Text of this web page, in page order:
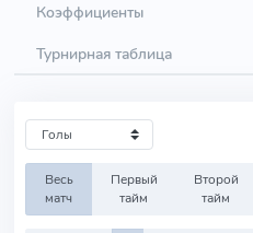
Коэффициенты
Турнирная таблица
Весь
матч
Первый
тайм
Второй
тайм